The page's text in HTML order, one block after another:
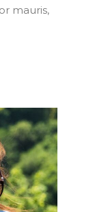
mauris,